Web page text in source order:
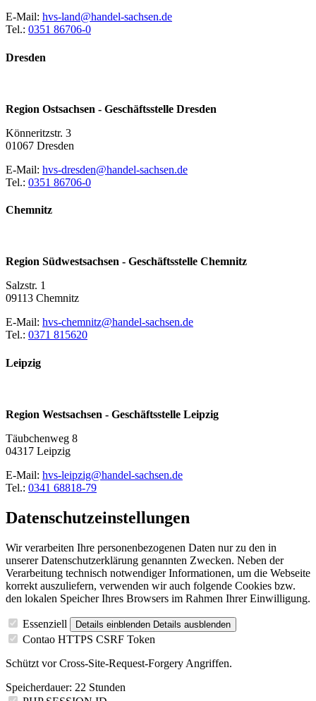
E-Mail: hvs-land@handel-sachsen.de
Tel.: 0351 86706-0
Dresden
Region Ostsachsen - Geschäftsstelle Dresden
Könneritzstr. 3
01067 Dresden
E-Mail: hvs-dresden@handel-sachsen.de
Tel.: 0351 86706-0
Chemnitz
Region Südwestsachsen - Geschäftsstelle Chemnitz
Salzstr. 1
09113 Chemnitz
E-Mail: hvs-chemnitz@handel-sachsen.de
Tel.: 0371 815620
Leipzig
Region Westsachsen - Geschäftsstelle Leipzig
Täubchenweg 8
04317 Leipzig
E-Mail: hvs-leipzig@handel-sachsen.de
Tel.: 0341 68818-79
Datenschutzeinstellungen
Wir verarbeiten Ihre personenbezogenen Daten nur zu den in
unserer Datenschutzerklärung genannten Zwecken. Neben der
Verarbeitung technisch notwendiger Informationen, um die Webseite
korrekt auszuliefern, verwenden wir auch folgende Cookies bzw.
den lokalen Speicher Ihres Browsers im Rahmen Ihrer Einwilligung.
Essenziell Details einblenden Details ausblenden
Contao HTTPS CSRF Token
Schützt vor Cross-Site-Request-Forgery Angriffen.
Speicherdauer: 22 Stunden